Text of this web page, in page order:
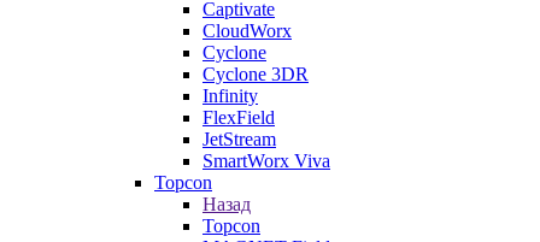
Captivate
CloudWorx
Cyclone
Cyclone 3DR
Infinity
FlexField
JetStream
SmartWorx Viva
Topcon
Назад
Topcon